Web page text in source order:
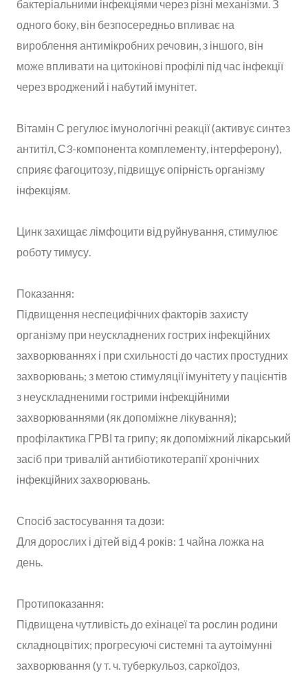
бактеріальними інфекціями через різні механізми. З
одного боку, він безпосередньо впливає на
вироблення антимікробних речовин, з іншого, він
може впливати на цитокінові профілі під час інфекції
через вроджений і набутий імунітет.
Вітамін С регулює імунологічні реакції (активує синтез
антитіл, С3-компонента комплементу, інтерферону),
сприяє фагоцитозу, підвищує опірність організму
інфекціям.
Цинк захищає лімфоцити від руйнування, стимулює
роботу тимусу.
Показання:
Підвищення неспецифічних факторів захисту
організму при неускладнених гострих інфекційних
захворюваннях і при схильності до частих простудних
захворювань; з метою стимуляції імунітету у пацієнтів
з неускладненими гострими інфекційними
захворюваннями (як допоміжне лікування);
профілактика ГРВІ та грипу; як допоміжний лікарський
засіб при тривалій антибіотикотерапії хронічних
інфекційних захворювань.
Спосіб застосування та дози:
Для дорослих і дітей від 4 років: 1 чайна ложка на
день.
Протипоказання:
Підвищена чутливість до ехінацеї та рослин родини
складноцвітих; прогресуючі системні та аутоімунні
захворювання (у т. ч. туберкульоз, саркоїдоз,